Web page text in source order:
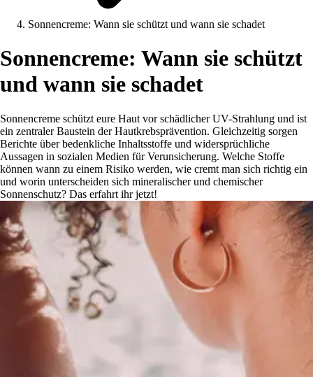
Sonnencreme: Wann sie schützt und wann sie schadet
Sonnencreme: Wann sie schützt
und wann sie schadet
Sonnencreme schützt eure Haut vor schädlicher UV-Strahlung und ist
ein zentraler Baustein der Hautkrebsprävention. Gleichzeitig sorgen
Berichte über bedenkliche Inhaltsstoffe und widersprüchliche
Aussagen in sozialen Medien für Verunsicherung. Welche Stoffe
können wann zu einem Risiko werden, wie cremt man sich richtig ein
und worin unterscheiden sich mineralischer und chemischer
Sonnenschutz? Das erfahrt ihr jetzt!